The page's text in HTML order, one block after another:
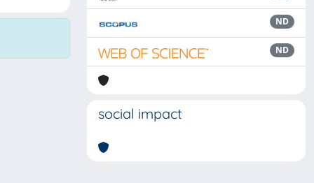
ND
ND
social impact